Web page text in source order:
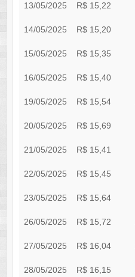
13/05/2025 R$ 15,22
14/05/2025 R$ 15,20
15/05/2025 R$ 15,35
16/05/2025 R$ 15,40
19/05/2025 R$ 15,54
20/05/2025 R$ 15,69
21/05/2025 R$ 15,41
22/05/2025 R$ 15,45
23/05/2025 R$ 15,64
26/05/2025 R$ 15,72
27/05/2025 R$ 16,04
28/05/2025 R$ 16,15